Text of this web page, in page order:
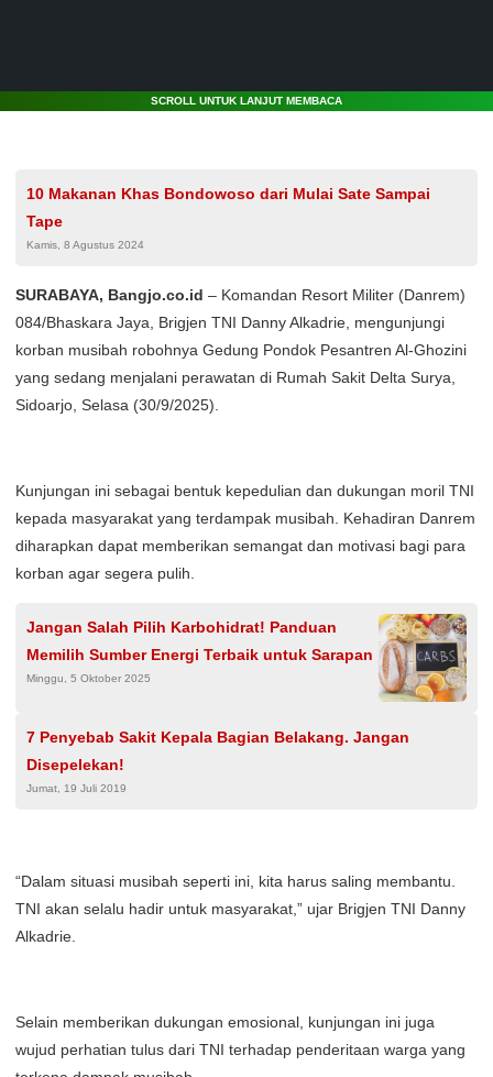
SCROLL UNTUK LANJUT MEMBACA
10 Makanan Khas Bondowoso dari Mulai Sate Sampai
Tape
Kamis, 8 Agustus 2024
SURABAYA, Bangjo.co.id – Komandan Resort Militer (Danrem)
084/Bhaskara Jaya, Brigjen TNI Danny Alkadrie, mengunjungi
korban musibah robohnya Gedung Pondok Pesantren Al-Ghozini
yang sedang menjalani perawatan di Rumah Sakit Delta Surya,
Sidoarjo, Selasa (30/9/2025).
Kunjungan ini sebagai bentuk kepedulian dan dukungan moril TNI
kepada masyarakat yang terdampak musibah. Kehadiran Danrem
diharapkan dapat memberikan semangat dan motivasi bagi para
korban agar segera pulih.
Jangan Salah Pilih Karbohidrat! Panduan
Memilih Sumber Energi Terbaik untuk Sarapan
Minggu, 5 Oktober 2025
7 Penyebab Sakit Kepala Bagian Belakang. Jangan
Disepelekan!
Jumat, 19 Juli 2019
“Dalam situasi musibah seperti ini, kita harus saling membantu.
TNI akan selalu hadir untuk masyarakat,” ujar Brigjen TNI Danny
Alkadrie.
Selain memberikan dukungan emosional, kunjungan ini juga
wujud perhatian tulus dari TNI terhadap penderitaan warga yang